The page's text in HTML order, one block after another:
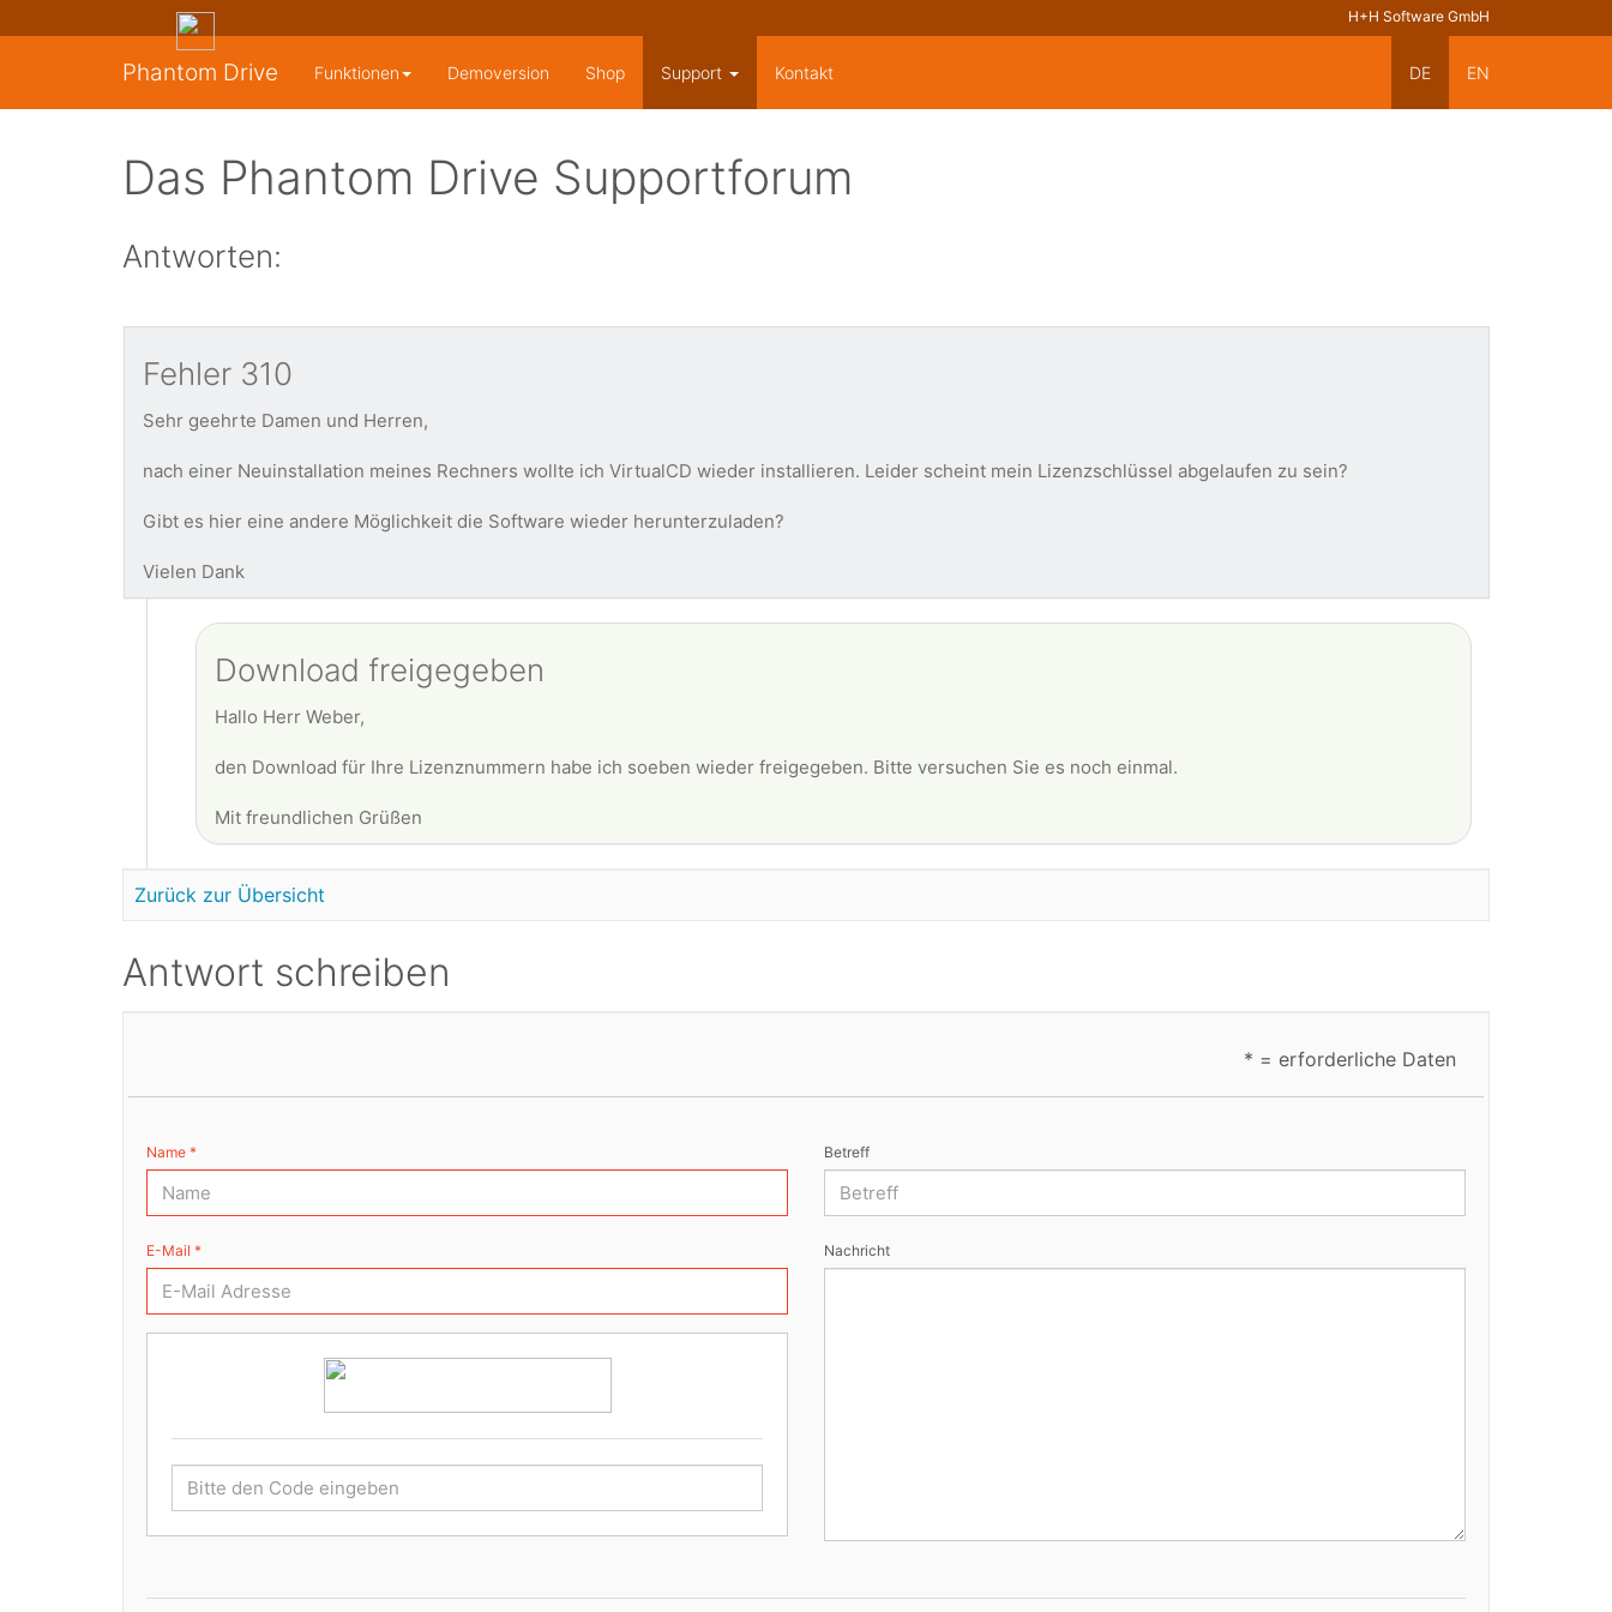
H+H Software GmbH
Phantom Drive Funktionen Demoversion Shop Support Kontakt DE EN
Das Phantom Drive Supportforum
Antworten:
Fehler 310
Sehr geehrte Damen und Herren,
nach einer Neuinstallation meines Rechners wollte ich VirtualCD wieder installieren. Leider scheint mein Lizenzschlüssel abgelaufen zu sein?
Gibt es hier eine andere Möglichkeit die Software wieder herunterzuladen?
Vielen Dank
Download freigegeben
Hallo Herr Weber,
den Download für Ihre Lizenznummern habe ich soeben wieder freigegeben. Bitte versuchen Sie es noch einmal.
Mit freundlichen Grüßen
Zurück zur Übersicht
Antwort schreiben
* = erforderliche Daten
Name *
E-Mail *
Betreff
Nachricht